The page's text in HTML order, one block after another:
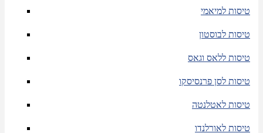
טיסות למיאמי
טיסות לבוסטון
טיסות ללאס וגאס
טיסות לסן פרנסיסקו
טיסות לאטלנטה
טיסות לאורלנדו